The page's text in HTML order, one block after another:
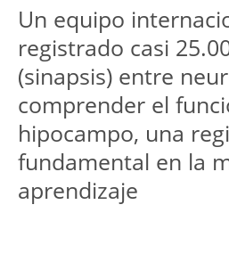
Un equipo
registrado casi
(sinapsis) entre
comprender el
hipocampo, una
fundamental en la
aprendizaje